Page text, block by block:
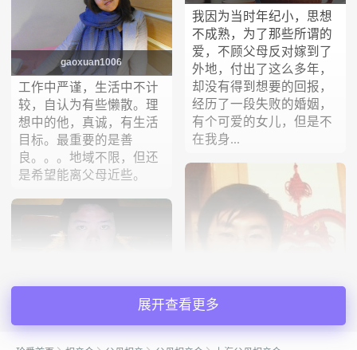
gaoxuan1006
工作中严谨，生活中不计
较，自认为有些懒散。理
想中的他，真诚，有生活
目标。最重要的是善
良。。。地域不限，但还
是希望能离父母近些。
性格随和 会做家务 会做
我因为当时年纪小，思想
不成熟，为了那些所谓的
爱，不顾父母反对嫁到了
外地，付出了这么多年，
却没有得到想要的回报，
经历了一段失败的婚姻，
有个可爱的女儿，但是不
在我身...
展开查看更多